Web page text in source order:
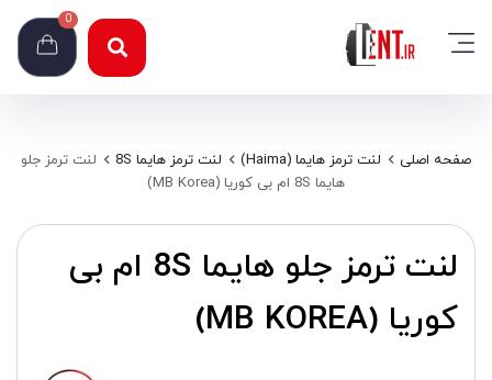
0
صفحه اصلی لنت ترمز هایما (Haima) لنت ترمز هایما 8S
لنت ترمز جلو
هایما 8S ام‌ بی‌ کوریا (MB Korea)
لنت ترمز جلو هایما 8S ام‌ بی‌
کوریا (MB KOREA)